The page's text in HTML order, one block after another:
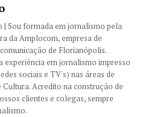
| Sou formada em jornalismo pela
da Amplocom, empresa de
de Florianópolis.
experiência em jornalismo impresso
sociais e TV's) nas áreas de
Cultura. Acredito na construção de
clientes e colegas, sempre